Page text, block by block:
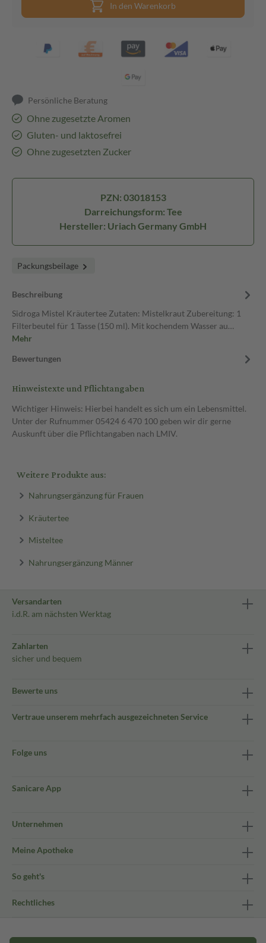
In den Warenkorb
Persönliche Beratung
Ohne zugesetzte Aromen
Gluten- und laktosefrei
Ohne zugesetzten Zucker
PZN: 03018153
Darreichungsform: Tee
Hersteller: Uriach Germany GmbH
Packungsbeilage
Beschreibung
Sidroga Mistel Kräutertee Zutaten: Mistelkraut Zubereitung: 1
Filterbeutel für 1 Tasse (150 ml). Mit kochendem Wasser au…
Mehr
Bewertungen
Hinweistexte und Pflichtangaben
Wichtiger Hinweis: Hierbei handelt es sich um ein Lebensmittel.
Unter der Rufnummer 05424 6 470 100 geben wir dir gerne
Auskunft über die Pflichtangaben nach LMIV.
Weitere Produkte aus:
Nahrungsergänzung für Frauen
Kräutertee
Misteltee
Nahrungsergänzung Männer
Versandarten
i.d.R. am nächsten Werktag
Zahlarten
sicher und bequem
Bewerte uns
Vertraue unserem mehrfach ausgezeichneten Service
Folge uns
Sanicare App
Unternehmen
Meine Apotheke
So geht's
Rechtliches